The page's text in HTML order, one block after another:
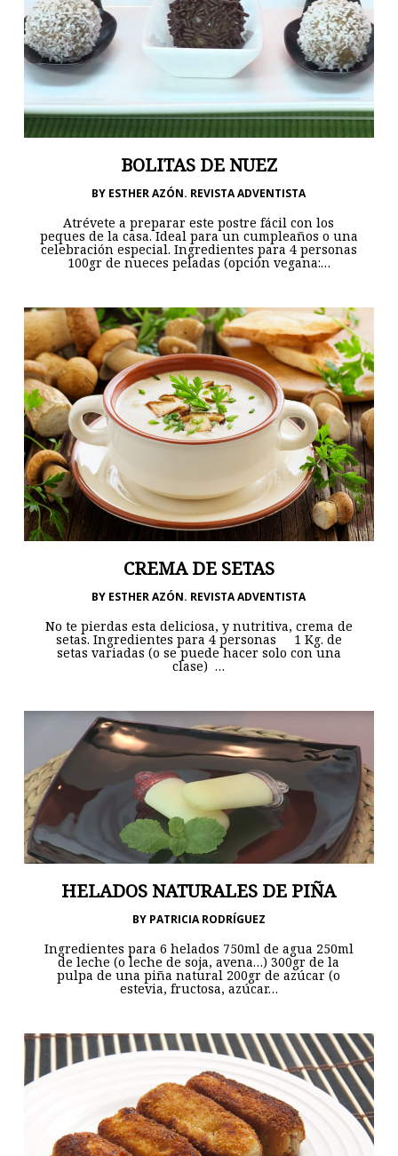
BOLITAS DE NUEZ
BY ESTHER AZÓN. REVISTA ADVENTISTA
Atrévete a preparar este postre fácil con los
peques de la casa. Ideal para un cumpleaños o una
celebración especial. Ingredientes para 4 personas
100gr de nueces peladas (opción vegana:…
CREMA DE SETAS
BY ESTHER AZÓN. REVISTA ADVENTISTA
No te pierdas esta deliciosa, y nutritiva, crema de
setas. Ingredientes para 4 personas 1 Kg. de
setas variadas (o se puede hacer solo con una
clase) …
HELADOS NATURALES DE PIÑA
BY PATRICIA RODRÍGUEZ
Ingredientes para 6 helados 750ml de agua 250ml
de leche (o leche de soja, avena…) 300gr de la
pulpa de una piña natural 200gr de azúcar (o
estevia, fructosa, azúcar…